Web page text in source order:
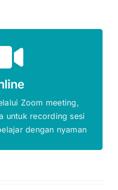
Zoom meeting,
untuk recording sesi
dengan nyaman